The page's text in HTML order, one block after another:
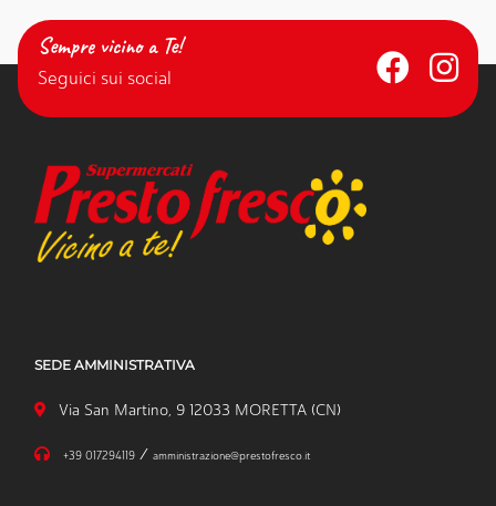
Sempre vicino a Te!
Seguici sui social
SEDE AMMINISTRATIVA
Via San Martino, 9 12033 MORETTA (CN)
+39 017294119/ amministrazione@prestofresco.it